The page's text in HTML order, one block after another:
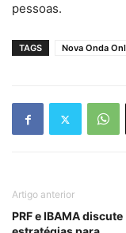
pessoas.
TAGS Nova Onda
Artigo anterior
PRF e IBAMA discute